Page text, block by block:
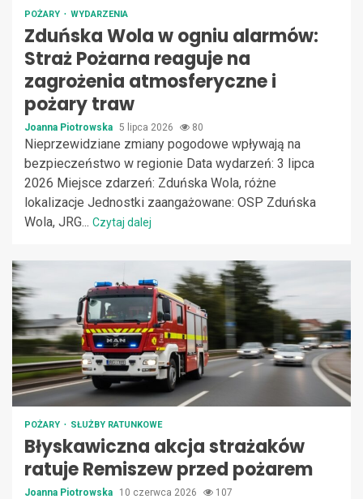
POŻARY WYDARZENIA
Zduńska Wola w ogniu alarmów:
Straż Pożarna reaguje na
zagrożenia atmosferyczne i
pożary traw
Joanna Piotrowska 5 lipca 2026 80
Nieprzewidziane zmiany pogodowe wpływają na
bezpieczeństwo w regionie Data wydarzeń: 3 lipca
2026 Miejsce zdarzeń: Zduńska Wola, różne
lokalizacje Jednostki zaangażowane: OSP Zduńska
Wola, JRG... Czytaj dalej
POŻARY SŁUŻBY RATUNKOWE
Błyskawiczna akcja strażaków
ratuje Remiszew przed pożarem
Joanna Piotrowska 10 czerwca 2026 107